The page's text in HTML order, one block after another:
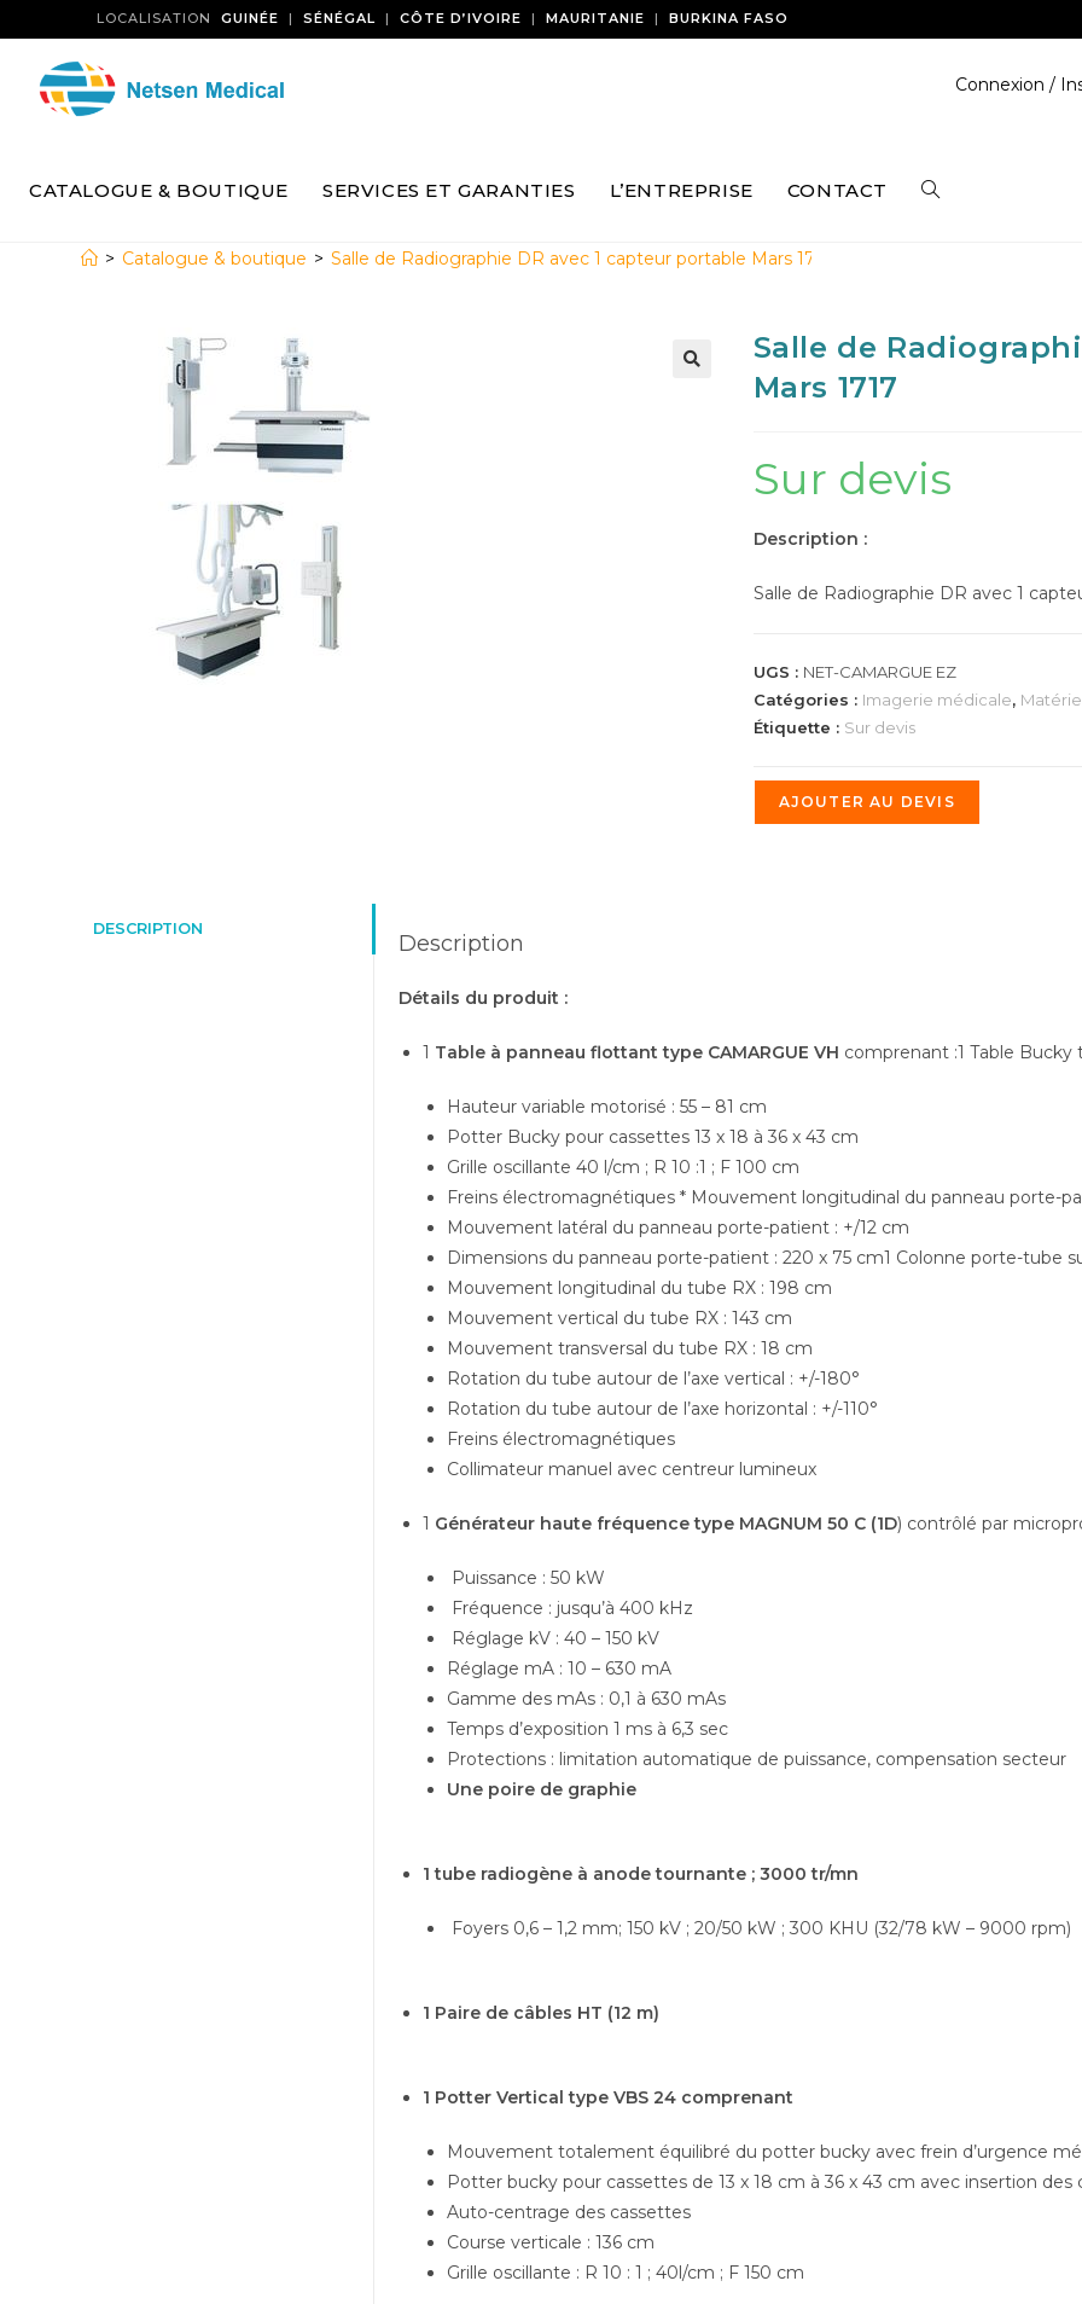
LOCALISATION GUINÉE | SÉNÉGAL | CÔTE D’IVOIRE | MAURITANIE | BURKINA FASO
Connexion /
CATALOGUE & BOUTIQUE SERVICES ET GARANTIES L’ENTREPRISE CONTACT
> Catalogue & boutique > Salle de Radiographie DR avec 1 capteur portable Mars 1717
Salle de
Mars 1717
Sur devis
Description :
Salle de Radiographie DR avec 1
UGS : NET-CAMARGUE EZ
Catégories : Imagerie médicale,
Étiquette : Sur devis
AJOUTER AU DEVIS
DESCRIPTION
Description
Détails du produit :
1 Table à panneau flottant type CAMARGUE VH comprenant :1 Table Bucky
Hauteur variable motorisé : 55 – 81 cm
Potter Bucky pour cassettes 13 x 18 à 36 x 43 cm
Grille oscillante 40 l/cm ; R 10 :1 ; F 100 cm
Freins électromagnétiques * Mouvement longitudinal du panneau porte-
Mouvement latéral du panneau porte-patient : +/12 cm
Dimensions du panneau porte-patient : 220 x 75 cm1 Colonne porte-tube
Mouvement longitudinal du tube RX : 198 cm
Mouvement vertical du tube RX : 143 cm
Mouvement transversal du tube RX : 18 cm
Rotation du tube autour de l’axe vertical : +/-180°
Rotation du tube autour de l’axe horizontal : +/-110°
Freins électromagnétiques
Collimateur manuel avec centreur lumineux
1 Générateur haute fréquence type MAGNUM 50 C (1D) contrôlé par
Puissance : 50 kW
Fréquence : jusqu’à 400 kHz
Réglage kV : 40 – 150 kV
Réglage mA : 10 – 630 mA
Gamme des mAs : 0,1 à 630 mAs
Temps d’exposition 1 ms à 6,3 sec
Protections : limitation automatique de puissance, compensation secteur
Une poire de graphie
1 tube radiogène à anode tournante ; 3000 tr/mn
Foyers 0,6 – 1,2 mm; 150 kV ; 20/50 kW ; 300 KHU (32/78 kW – 9000 rpm)
1 Paire de câbles HT (12 m)
1 Potter Vertical type VBS 24 comprenant
Mouvement totalement équilibré du potter bucky avec frein d’urgence
Potter bucky pour cassettes de 13 x 18 cm à 36 x 43 cm avec insertion
Auto-centrage des cassettes
Course verticale : 136 cm
Grille oscillante : R 10 : 1 ; 40l/cm ; F 150 cm